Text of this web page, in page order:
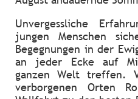
Unvergessliche
jungen Menschen
Begegnungen in der
an jeder Ecke auf
ganzen Welt treffen.
verborgenen Orten